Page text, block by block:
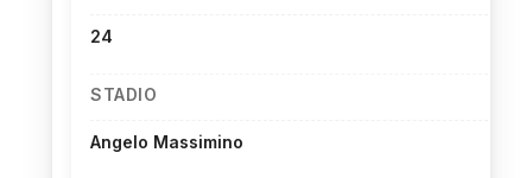
24
STADIO
Angelo Massimino